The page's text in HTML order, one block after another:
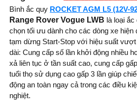
Bình ắc quy ROCKET AGM L5 (12V-
Range Rover Vogue LWB là loại
chọn tối ưu dành cho các dòng xe hiện
tạm dừng Start-Stop với hiệu suất
dài: Cung cấp số lần khởi động nhiều
xả liên tục ở tần suất cao, cung cấp
tuổi thọ sử dụng cao gấp 3 lần giúp
động an toàn ngay cả trong các điều
nghiệt.